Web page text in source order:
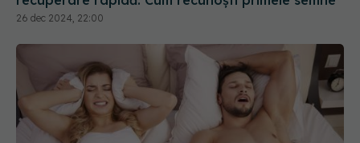
26 dec 2024, 22:00